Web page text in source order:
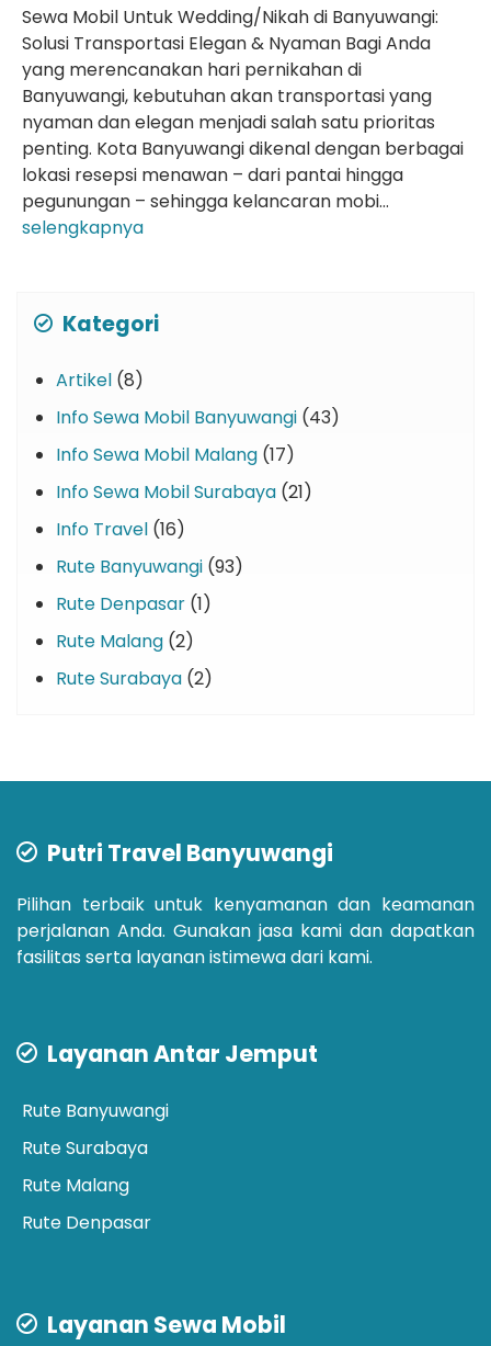
Sewa Mobil Untuk Wedding/Nikah di Banyuwangi:
Solusi Transportasi Elegan & Nyaman Bagi Anda
yang merencanakan hari pernikahan di
Banyuwangi, kebutuhan akan transportasi yang
nyaman dan elegan menjadi salah satu prioritas
penting. Kota Banyuwangi dikenal dengan berbagai
lokasi resepsi menawan – dari pantai hingga
pegunungan – sehingga kelancaran mobi...
selengkapnya
Kategori
Artikel (8)
Info Sewa Mobil Banyuwangi (43)
Info Sewa Mobil Malang (17)
Info Sewa Mobil Surabaya (21)
Info Travel (16)
Rute Banyuwangi (93)
Rute Denpasar (1)
Rute Malang (2)
Rute Surabaya (2)
Putri Travel Banyuwangi
Pilihan terbaik untuk kenyamanan dan keamanan
perjalanan Anda. Gunakan jasa kami dan dapatkan
fasilitas serta layanan istimewa dari kami.
Layanan Antar Jemput
Rute Banyuwangi
Rute Surabaya
Rute Malang
Rute Denpasar
Layanan Sewa Mobil